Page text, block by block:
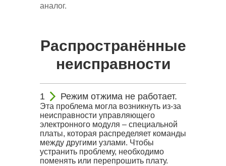
аналог.
Распространённые
неисправности
Режим отжима не работает.
Эта проблема могла возникнуть из-за
неисправности управляющего
электронного модуля – специальной
платы, которая распределяет команды
между другими узлами. Чтобы
устранить проблему, необходимо
поменять или перепрошить плату.